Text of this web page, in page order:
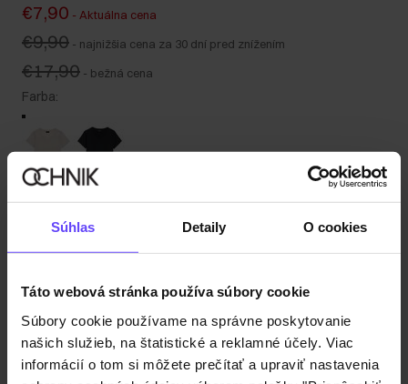
Súhlas Detaily O cookies
Táto webová stránka používa súbory cookie
Súbory cookie používame na správne poskytovanie
našich služieb, na štatistické a reklamné účely. Viac
informácií o tom si môžete prečítať a upraviť nastavenia
€7,90 - Aktuálna cena
€9,90 - najnižšia cena za 30 dní pred znížením
€17,90 - bežná cena
Farba:
Tabuľka veľkostí
Vyberte veľkosť
Popis produktu
Detaily